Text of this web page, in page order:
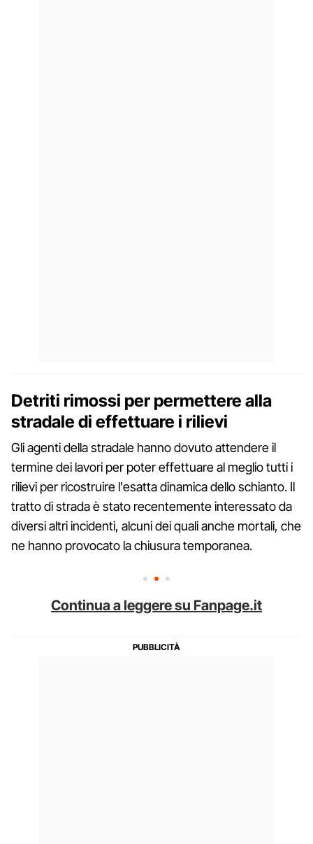
Detriti rimossi per permettere alla
stradale di effettuare i rilievi
Gli agenti della stradale hanno dovuto attendere il
termine dei lavori per poter effettuare al meglio tutti i
rilievi per ricostruire l'esatta dinamica dello schianto. Il
tratto di strada è stato recentemente interessato da
diversi altri incidenti, alcuni dei quali anche mortali, che
ne hanno provocato la chiusura temporanea.
Continua a leggere su Fanpage.it